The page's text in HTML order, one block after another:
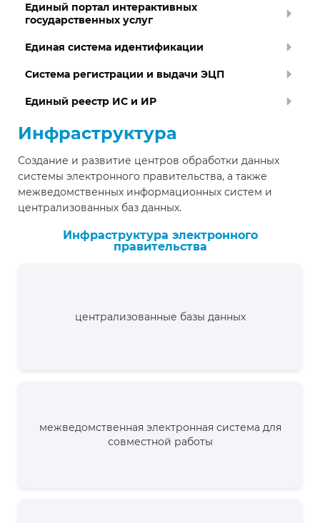
Единый портал интерактивных
государственных услуг
Единая система идентификации
Система регистрации и выдачи ЭЦП
Единый реестр ИС и ИР
Инфраструктура
Создание и развитие центров обработки данных
системы электронного правительства, а также
межведомственных информационных систем и
централизованных баз данных.
Инфраструктура электронного
правительства
централизованные базы данных
межведомственная электронная система для
совместной работы